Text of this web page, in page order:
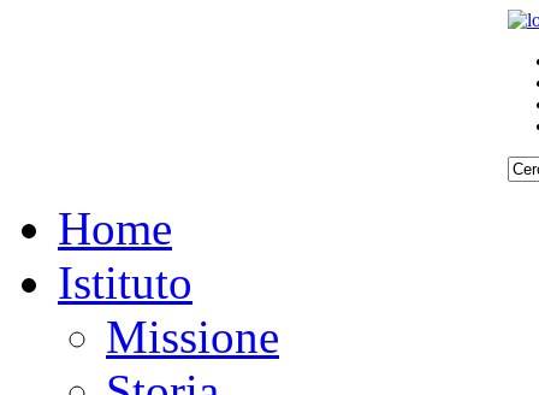
Home
Istituto
Missione